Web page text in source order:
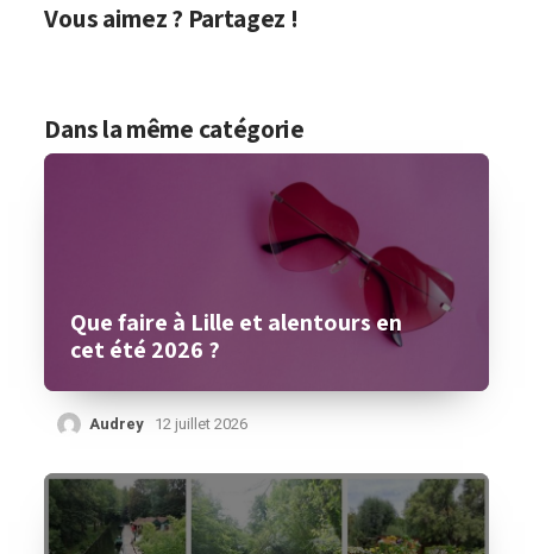
Vous aimez ? Partagez !
Dans la même catégorie
Que faire à Lille et alentours en
cet été 2026 ?
Audrey 12 juillet 2026